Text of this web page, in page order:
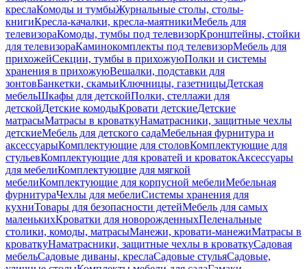
креслаКомоды и тумбыЖурнальные столы, столы-
книгиКресла-качалки, кресла-маятникиМебель для
телевизораКомоды, тумбы под телевизорКронштейны, стойки
для телевизораКаминокомплекты под телевизорМебель для
прихожейСекции, тумбы в прихожуюПолки и системы
хранения в прихожуюВешалки, подставки для
зонтовБанкетки, скамьиКлючницы, газетницыДетская
мебельШкафы для детскойПолки, стеллажи для
детскойДетские комодыКровати детскиеДетские
матрасыМатрасы в кроваткуНаматрасники, защитные чехлы
детскиеМебель для детского садаМебельная фурнитура и
аксессуарыКомплектующие для столовКомплектующие для
стульевКомплектующие для кроватей и кроватокАксессуары
для мебелиКомплектующие для мягкой
мебелиКомплектующие для корпусной мебелиМебельная
фурнитураЧехлы для мебелиСистемы хранения для
кухниТовары для безопасности детейМебель для самых
маленькихКроватки для новорожденныхПеленальные
столики, комоды, матрасыМанежи, кровати-манежиМатрасы в
кроваткуНаматрасники, защитные чехлы в кроваткуСадовая
мебельСадовые диваны, креслаСадовые стульяСадовые,